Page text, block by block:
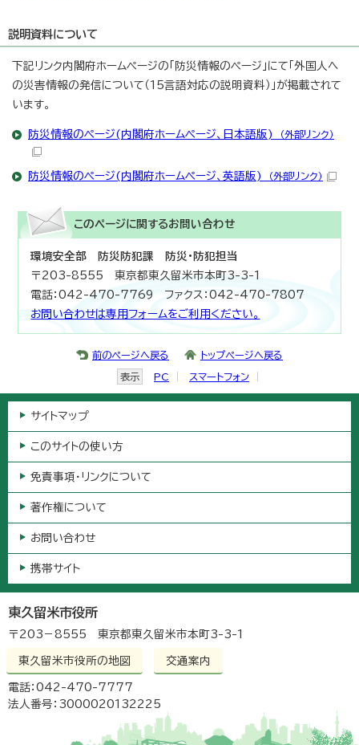
説明資料について
下記リンク内閣府ホームページの「防災情報のページ」にて「外国人へ
の災害情報の発信について（15言語対応の説明資料）」が掲載されて
います。
防災情報のページ(内閣府ホームページ、日本語版) （外部リンク）
防災情報のページ(内閣府ホームページ、英語版) （外部リンク）
このページに関するお問い合わせ
環境安全部 防災防犯課 防災・防犯担当
〒203-8555 東京都東久留米市本町3-3-1
電話：042-470-7769 ファクス：042-470-7807
お問い合わせは専用フォームをご利用ください。
前のページへ戻る トップページへ戻る
表示 PC スマートフォン
サイトマップ
このサイトの使い方
免責事項・リンクについて
著作権について
お問い合わせ
携帯サイト
東久留米市役所
〒203－8555 東京都東久留米市本町3-3-1
東久留米市役所の地図 交通案内
電話：042-470-7777
法人番号：3000020132225